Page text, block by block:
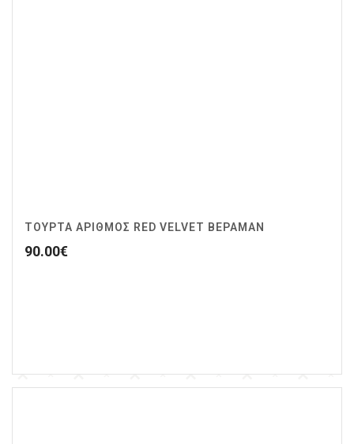
ΤΟΥΡΤΑ ΑΡΙΘΜΟΣ RED VELVET ΒΕΡΑΜΑΝ
90.00€